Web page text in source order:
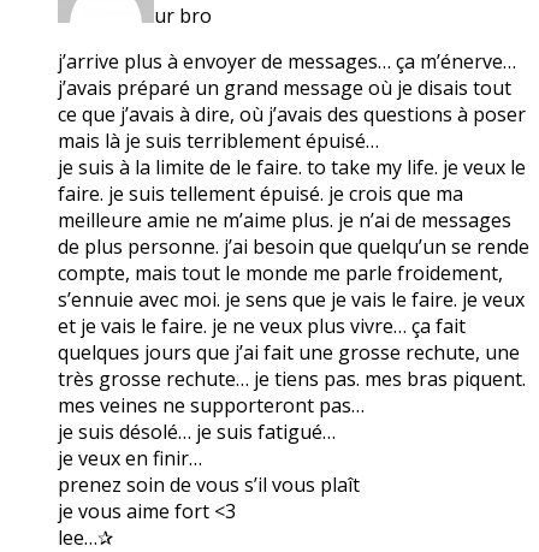
ur bro
j’arrive plus à envoyer de messages… ça m’énerve…
j’avais préparé un grand message où je disais tout
ce que j’avais à dire, où j’avais des questions à poser
mais là je suis terriblement épuisé…
je suis à la limite de le faire. to take my life. je veux le
faire. je suis tellement épuisé. je crois que ma
meilleure amie ne m’aime plus. je n’ai de messages
de plus personne. j’ai besoin que quelqu’un se rende
compte, mais tout le monde me parle froidement,
s’ennuie avec moi. je sens que je vais le faire. je veux
et je vais le faire. je ne veux plus vivre… ça fait
quelques jours que j’ai fait une grosse rechute, une
très grosse rechute… je tiens pas. mes bras piquent.
mes veines ne supporteront pas…
je suis désolé… je suis fatigué…
je veux en finir…
prenez soin de vous s’il vous plaît
je vous aime fort <3
lee…✰